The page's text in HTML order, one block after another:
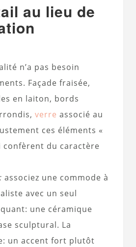
au lieu de
n’a pas besoin
Façade fraisée,
en laiton, bords
verre associé au
ces éléments «
confèrent du caractère
associez une commode à
avec un seul
une céramique
sculptural. La
un accent fort plutôt